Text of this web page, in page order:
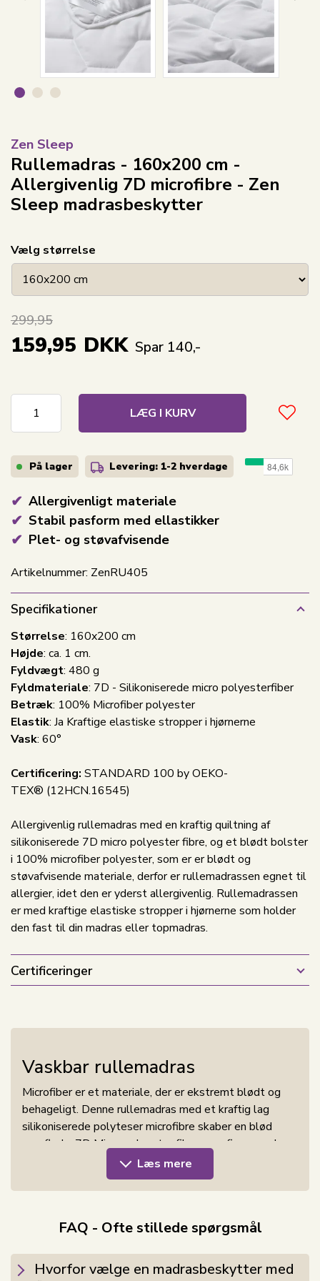
Zen Sleep
Rullemadras - 160x200 cm -
Allergivenlig 7D microfibre - Zen
Sleep madrasbeskytter
Allergivenligt materiale
Stabil pasform med ellastikker
Plet- og støvafvisende
Vælg størrelse
299,95
159,95 DKK Spar 140,-
LÆG I KURV
På lager Levering: 1-2 hverdage
Artikelnummer: ZenRU405
Specifikationer
Størrelse: 160x200 cm
Højde: ca. 1 cm.
Fyldvægt: 480 g
Fyldmateriale: 7D - Silikoniserede micro polyesterfiber
Betræk: 100% Microfiber polyester
Elastik: Ja Kraftige elastiske stropper i hjørnerne
Vask: 60°
Certificering: STANDARD 100 by OEKO-
TEX® (12HCN.16545)
Allergivenlig rullemadras med en kraftig quiltning af
silikoniserede 7D micro polyester fibre, og et blødt bolster
i 100% microfiber polyester, som er er blødt og
støvafvisende materiale, derfor er rullemadrassen egnet til
allergier, idet den er yderst allergivenlig. Rullemadrassen
er med kraftige elastiske stropper i hjørnerne som holder
den fast til din madras eller topmadras.
Certificeringer
Vaskbar rullemadras
Microfiber er et materiale, der er ekstremt blødt og
behageligt. Denne rullemadras med et kraftig lag
silikoniserede polyteser microfibre skaber en blød
overflade. 7D Micro polyester fiberen er finere end
mange andre materialer, hvilket giver en glat og blød
egenskaber. Denne rullemadras er let at vedligeholde
modstandsdygtigt overfor pletter og allergener,
Læs mere
FAQ - Ofte stillede spørgsmål
Hvorfor vælge en madrasbeskytter med